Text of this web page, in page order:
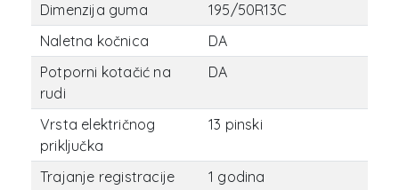
Dimenzija guma
195/50R13C
Naletna kočnica
DA
Potporni kotačić na
rudi
DA
Vrsta električnog
priključka
13 pinski
Trajanje registracije 1 godina